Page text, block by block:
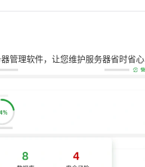
管理软件，让您维护服务器省时省心